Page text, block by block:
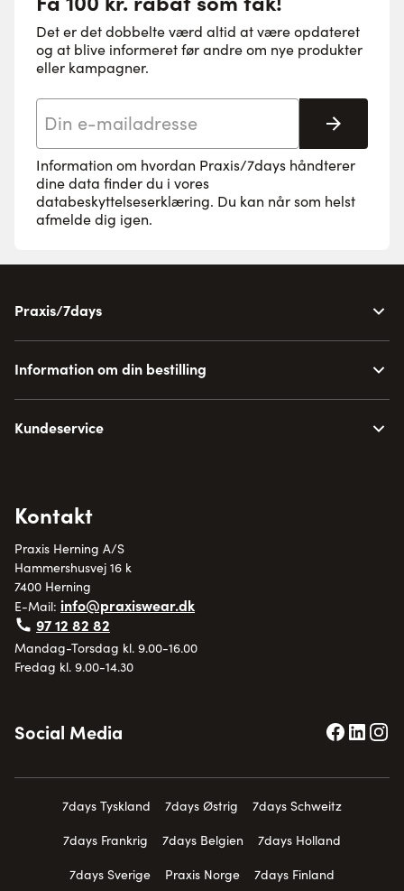
Det er det dobbelte værd altid at være opdateret
og at blive informeret før andre om nye produkter
eller kampagner.
Tilmeld
Information om hvordan Praxis/7days håndterer
dine data finder du i vores
databeskyttelseserklæring. Du kan når som helst
afmelde dig igen.
Praxis/7days
Information om din bestilling
Kundeservice
Kontakt
Praxis Herning A/S
Hammershusvej 16 k
7400 Herning
E-Mail: info@praxiswear.dk
97 12 82 82
Mandag-Torsdag kl. 9.00-16.00
Fredag kl. 9.00-14.30
Social Media
7days Tyskland 7days Østrig
7days Schweitz
7days Frankrig
7days Belgien
7days Holland
7days Sverige
Praxis Norge 7days Finland